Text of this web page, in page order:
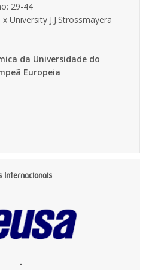
29-44
University J.J.Strossmayera
da Universidade do
Europeia
Internacionais
-